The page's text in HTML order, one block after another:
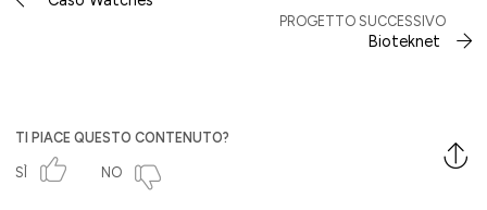
PROGETTO SUCCESSIVO
Bioteknet
TI PIACE QUESTO CONTENUTO?
SÌ NO